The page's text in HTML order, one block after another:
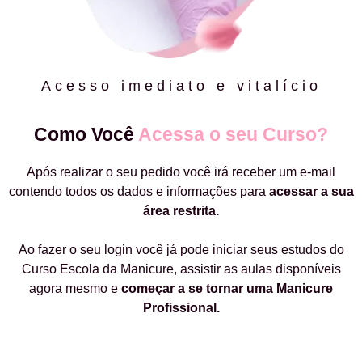
Acesso imediato e vitalício
Como Você Acessa o seu Curso?
Após realizar o seu pedido você irá receber um e-mail
contendo todos os dados e informações para acessar a sua
área restrita.
Ao fazer o seu login você já pode iniciar seus estudos do
Curso Escola da Manicure, assistir as aulas disponíveis
agora mesmo e começar a se tornar uma Manicure
Profissional.